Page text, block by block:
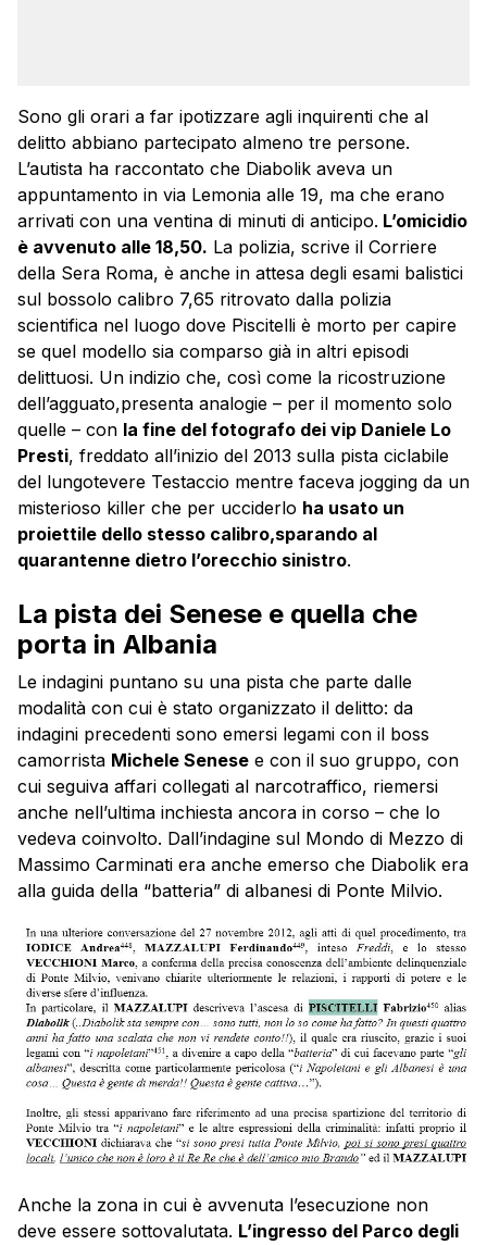
Sono gli orari a far ipotizzare agli inquirenti che al
delitto abbiano partecipato almeno tre persone.
L’autista ha raccontato che Diabolik aveva un
appuntamento in via Lemonia alle 19, ma che erano
arrivati con una ventina di minuti di anticipo. L’omicidio
è avvenuto alle 18,50. La polizia, scrive il Corriere
della Sera Roma, è anche in attesa degli esami balistici
sul bossolo calibro 7,65 ritrovato dalla polizia
scientifica nel luogo dove Piscitelli è morto per capire
se quel modello sia comparso già in altri episodi
delittuosi. Un indizio che, così come la ricostruzione
dell’agguato,presenta analogie – per il momento solo
quelle – con la fine del fotografo dei vip Daniele Lo
Presti, freddato all’inizio del 2013 sulla pista ciclabile
del lungotevere Testaccio mentre faceva jogging da un
misterioso killer che per ucciderlo ha usato un
proiettile dello stesso calibro,sparando al
quarantenne dietro l’orecchio sinistro.
La pista dei Senese e quella che
porta in Albania
Le indagini puntano su una pista che parte dalle
modalità con cui è stato organizzato il delitto: da
indagini precedenti sono emersi legami con il boss
camorrista Michele Senese e con il suo gruppo, con
cui seguiva affari collegati al narcotraffico, riemersi
anche nell’ultima inchiesta ancora in corso – che lo
vedeva coinvolto. Dall’indagine sul Mondo di Mezzo di
Massimo Carminati era anche emerso che Diabolik era
alla guida della “batteria” di albanesi di Ponte Milvio.
Anche la zona in cui è avvenuta l’esecuzione non
deve essere sottovalutata. L’ingresso del Parco degli